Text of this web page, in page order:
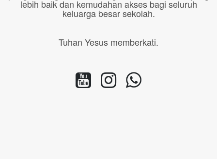
lebih baik dan kemudahan akses bagi seluruh
keluarga besar sekolah.
Tuhan Yesus memberkati.